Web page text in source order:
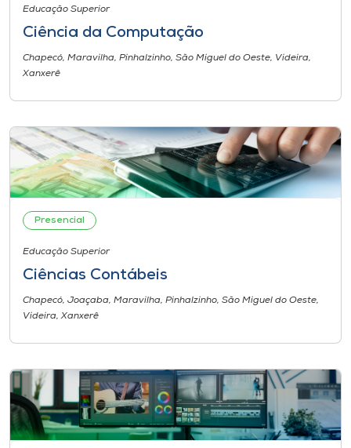
Educação Superior
Ciência da Computação
Chapecó, Maravilha, Pinhalzinho, São Miguel do Oeste, Videira,
Xanxerê
Presencial
Educação Superior
Ciências Contábeis
Chapecó, Joaçaba, Maravilha, Pinhalzinho, São Miguel do Oeste,
Videira, Xanxerê